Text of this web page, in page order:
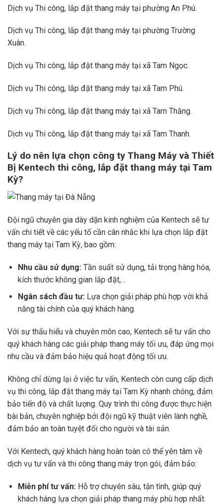
Dịch vụ Thi công, lắp đặt thang máy tại phường An Phú.
Dịch vụ Thi công, lắp đặt thang máy tại phường Trường
Xuân.
Dịch vụ Thi công, lắp đặt thang máy tại xã Tam Ngọc.
Dịch vụ Thi công, lắp đặt thang máy tại xã Tam Phú.
Dịch vụ Thi công, lắp đặt thang máy tại xã Tam Thăng.
Dịch vụ Thi công, lắp đặt thang máy tại xã Tam Thanh.
Lý do nên lựa chọn công ty Thang Máy và Thiết
Bị Kentech thi công, lắp đặt thang máy tại Tam
Kỳ?
Đội ngũ chuyên gia dày dặn kinh nghiệm của Kentech sẽ tư
vấn chi tiết về các yếu tố cần cân nhắc khi lựa chọn lắp đặt
thang máy tại Tam Kỳ, bao gồm:
Nhu cầu sử dụng:Tần suất sử dụng, tải trọng hàng hóa,
kích thước không gian lắp đặt,…
Ngân sách đầu tư:Lựa chọn giải pháp phù hợp với khả
năng tài chính của quý khách hàng.
Với sự thấu hiểu và chuyên môn cao, Kentech sẽ tư vấn cho
quý khách hàng các giải pháp thang máy tối ưu, đáp ứng mọi
nhu cầu và đảm bảo hiệu quả hoạt động tối ưu.
Không chỉ dừng lại ở việc tư vấn, Kentech còn cung cấp dịch
vụ thi công, lắp đặt thang máy tại Tam Kỳ nhanh chóng, đảm
bảo tiến độ và chất lượng. Quy trình thi công được thực hiện
bài bản, chuyên nghiệp bởi đội ngũ kỹ thuật viên lành nghề,
đảm bảo an toàn tuyệt đối cho người và tài sản.
Với Kentech, quý khách hàng hoàn toàn có thể yên tâm về
dịch vụ tư vấn và thi công thang máy trọn gói, đảm bảo:
Miễn phí tư vấn: Hỗ trợ chuyên sâu, tận tình, giúp quý
khách hàng lựa chọn giải pháp thang máy phù hợp nhất.